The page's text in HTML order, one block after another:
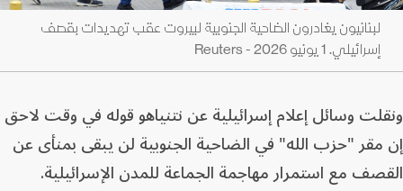
لبنانيون يغادرون الضاحية الجنوبية لبيروت عقب تهديدات بقصف
إسرائيلي. 1 يونيو 2026 - Reuters
ونقلت وسائل إعلام إسرائيلية عن نتنياهو قوله في وقت لاحق
إن مقر "حزب الله" في الضاحية الجنوبية لن يبقى بمنأى عن
القصف مع استمرار مهاجمة الجماعة للمدن الإسرائيلية.